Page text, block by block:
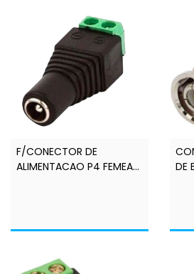
F/CONECTOR DE
ALIMENTACAO P4 FEMEA
DE